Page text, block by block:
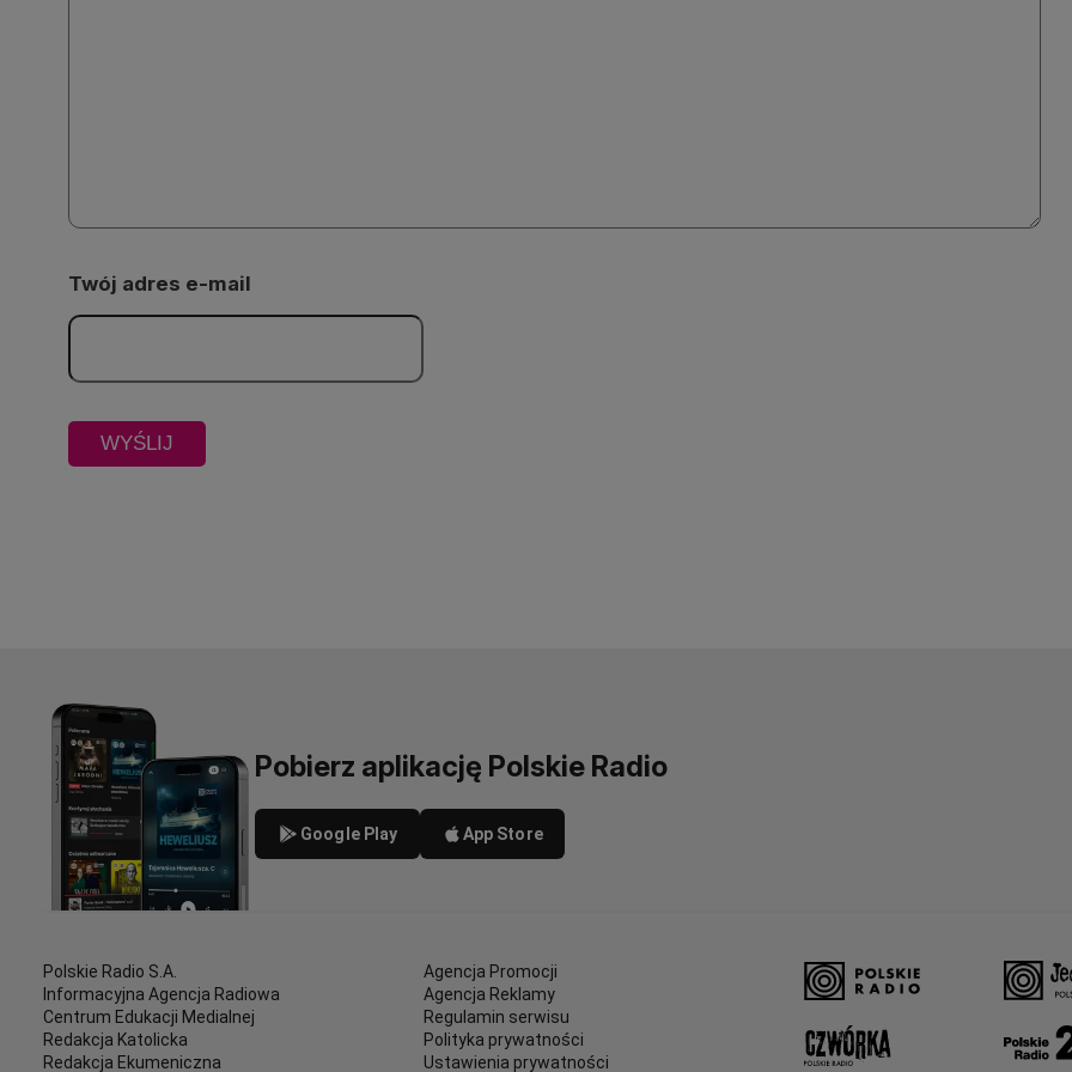
Twój adres e-mail
Odtwarzacz
Pobierz aplikację Polskie Radio
Google Play App Store
Polskie Radio S.A.
Informacyjna Agencja Radiowa
Centrum Edukacji Medialnej
Redakcja Katolicka
Redakcja Ekumeniczna
Agencja Promocji
Agencja Reklamy
Regulamin serwisu
Polityka prywatności
Ustawienia prywatności